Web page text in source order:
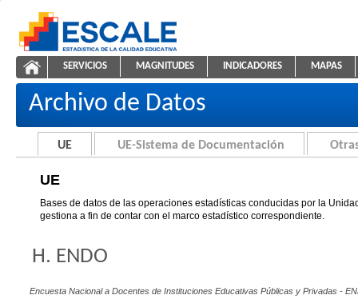
ESCALE - Unidad de Estadística Educativa
UE
NAVEGACIÓN
SERVICIOS MAGNITUDES INDICADORES MAPAS
Archivo de Datos
UE UE-Sistema de Documentación
UE
Bases de datos de las operaciones estadísticas conducidas por la
gestiona a fin de contar con el marco estadístico correspondiente.
H. ENDO
Encuesta Nacional a Docentes de Instituciones Educativas Públicas y Privadas -